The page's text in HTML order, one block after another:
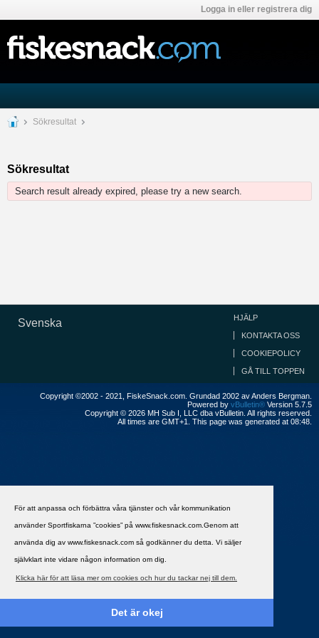
För att anpassa och förbättra våra tjänster och vår kommunikation
använder Sportfiskarna ”cookies” på www.fiskesnack.com.Genom att
använda dig av www.fiskesnack.com så godkänner du detta. Vi säljer
självklart inte vidare någon information om dig.
Klicka här för att läsa mer om cookies och hur du tackar nej till dem.
Det är okej
Logga in eller registrera dig
Sökresultat
Sökresultat
Search result already expired, please try a new search.
Svenska HJÄLP
KONTAKTA OSS
COOKIEPOLICY
GÅ TILL TOPPEN
Copyright ©2002 - 2021, FiskeSnack.com. Grundad 2002 av Anders Bergman.
Powered by vBulletin® Version 5.7.5
Copyright © 2026 MH Sub I, LLC dba vBulletin. All rights reserved.
All times are GMT+1. This page was generated at 08:48.